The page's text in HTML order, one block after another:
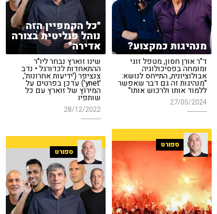
מנהיגות כמקצוע?
ד"ר אורן חסון, מטפל זוגי
ומומחה בפסיכולוגיה
אבולוציונית, התייחס לנושא:
"מנהיגות זה גם דבר שאפשר
ללמוד אותו ולרכוש אותו"
27/05/2024
"כל הקמפיין הזה
נוהל פוליטית בצורה
אדירה"
שינו זוארץ נבחר ליו"ר
ההתאחדות לכדורגל • נדב
צנציפר ('ידיעות אחרונות',
'ynet') עדכן בפרטים על
המירוץ של זוארץ עם כל
שותפיו
28/12/2022
ספורט
ספורט